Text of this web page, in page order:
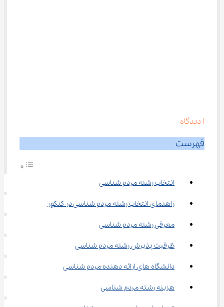
1 دیدگاه
فهرست
انتخاب رشته مردم شناسی
راهنمای انتخاب رشته مردم شناسی در کنکور
معرفی رشته مردم شناسی
ظرفیت پذیرش رشته‌ مردم شناسی
دانشگاه های ارائه دهنده مردم شناسی
هزینه رشته مردم شناسی